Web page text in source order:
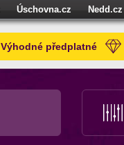
Úschovna.cz
Nedd.cz
Výhodné předplatné